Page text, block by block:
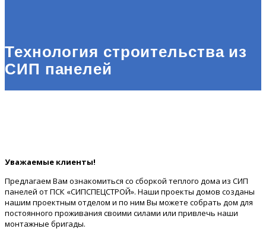
Технология строительства из
СИП панелей
Уважаемые клиенты!
Предлагаем Вам ознакомиться со сборкой теплого дома из СИП
панелей от ПСК «СИПСПЕЦСТРОЙ». Наши проекты домов созданы
нашим проектным отделом и по ним Вы можете собрать дом для
постоянного проживания своими силами или привлечь наши
монтажные бригады.